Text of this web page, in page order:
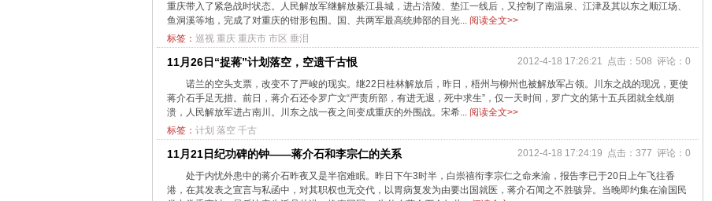
重庆带入了紧急战时状态。人民解放军继解放綦江县城，进占涪陵、垫江一线后，又控制了南温泉、江津及其以东之顺江场、
鱼洞溪等地，完成了对重庆的钳形包围。国、共两军最高统帅部的目光... 阅读全文>>
标签： 巡视 重庆 重庆市 市区 垂泪
2012-4-18 17:26:21 点击：508 评论：0
11月26日“捉蒋”计划落空，空遗千古恨
诺兰的空头支票，改变不了严峻的现实。继22日桂林解放后，昨日，梧州与柳州也被解放军占领。川东之战的现况，更使
蒋介石手足无措。前日，蒋介石还令罗广文“严责所部，有进无退，死中求生”，仅一天时间，罗广文的第十五兵团就全线崩
溃，人民解放军进占南川。川东之战一夜之间变成重庆的外围战。宋希... 阅读全文>>
标签： 计划 落空 千古
2012-4-18 17:24:19 点击：377 评论：0
11月21日纪功碑的钟——蒋介石和李宗仁的关系
处于内忧外患中的蒋介石昨夜又是半宿难眠。昨日下午3时半，白崇禧衔李宗仁之命来渝，报告李已于20日上午飞往香
港，在其发表之宣言与私函中，对其职权也无交代，以胃病复发为由要出国就医，蒋介石闻之不胜骇异。当晚即约集在渝国民